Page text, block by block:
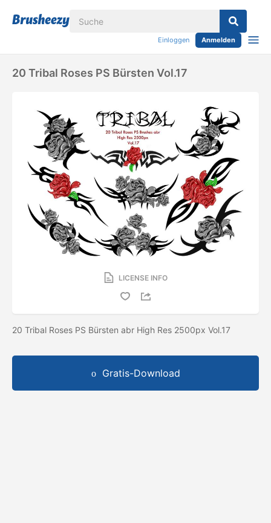
Einloggen Anmelden
20 Tribal Roses PS Bürsten Vol.17
LICENSE INFO
20 Tribal Roses PS Bürsten abr High Res 2500px Vol.17
Gratis-Download